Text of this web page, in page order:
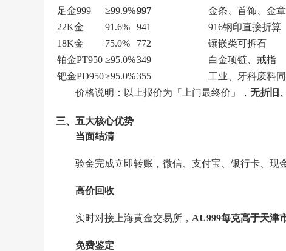
足金999
≥99.9%997
金条、首饰、金
22K金
91.6% 941
916钢印直接折算
18K金
75.0% 772
镶嵌类可拆石
铂金PT950 ≥95.0%349
白金项链、戒指
钯金PD950≥95.0%355
工业、牙科废料
价格说明：以上报价为「上门最终价」， 无折旧
三、五大核心优势
当面结清
验金完成立即转账，微信、支付宝、银行卡、现金
高价回收
实时对接上海黄金交易所， AU999每克高于天津
免费鉴定